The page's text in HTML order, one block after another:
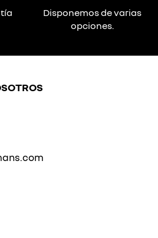
Disponemos de varias
opciones.